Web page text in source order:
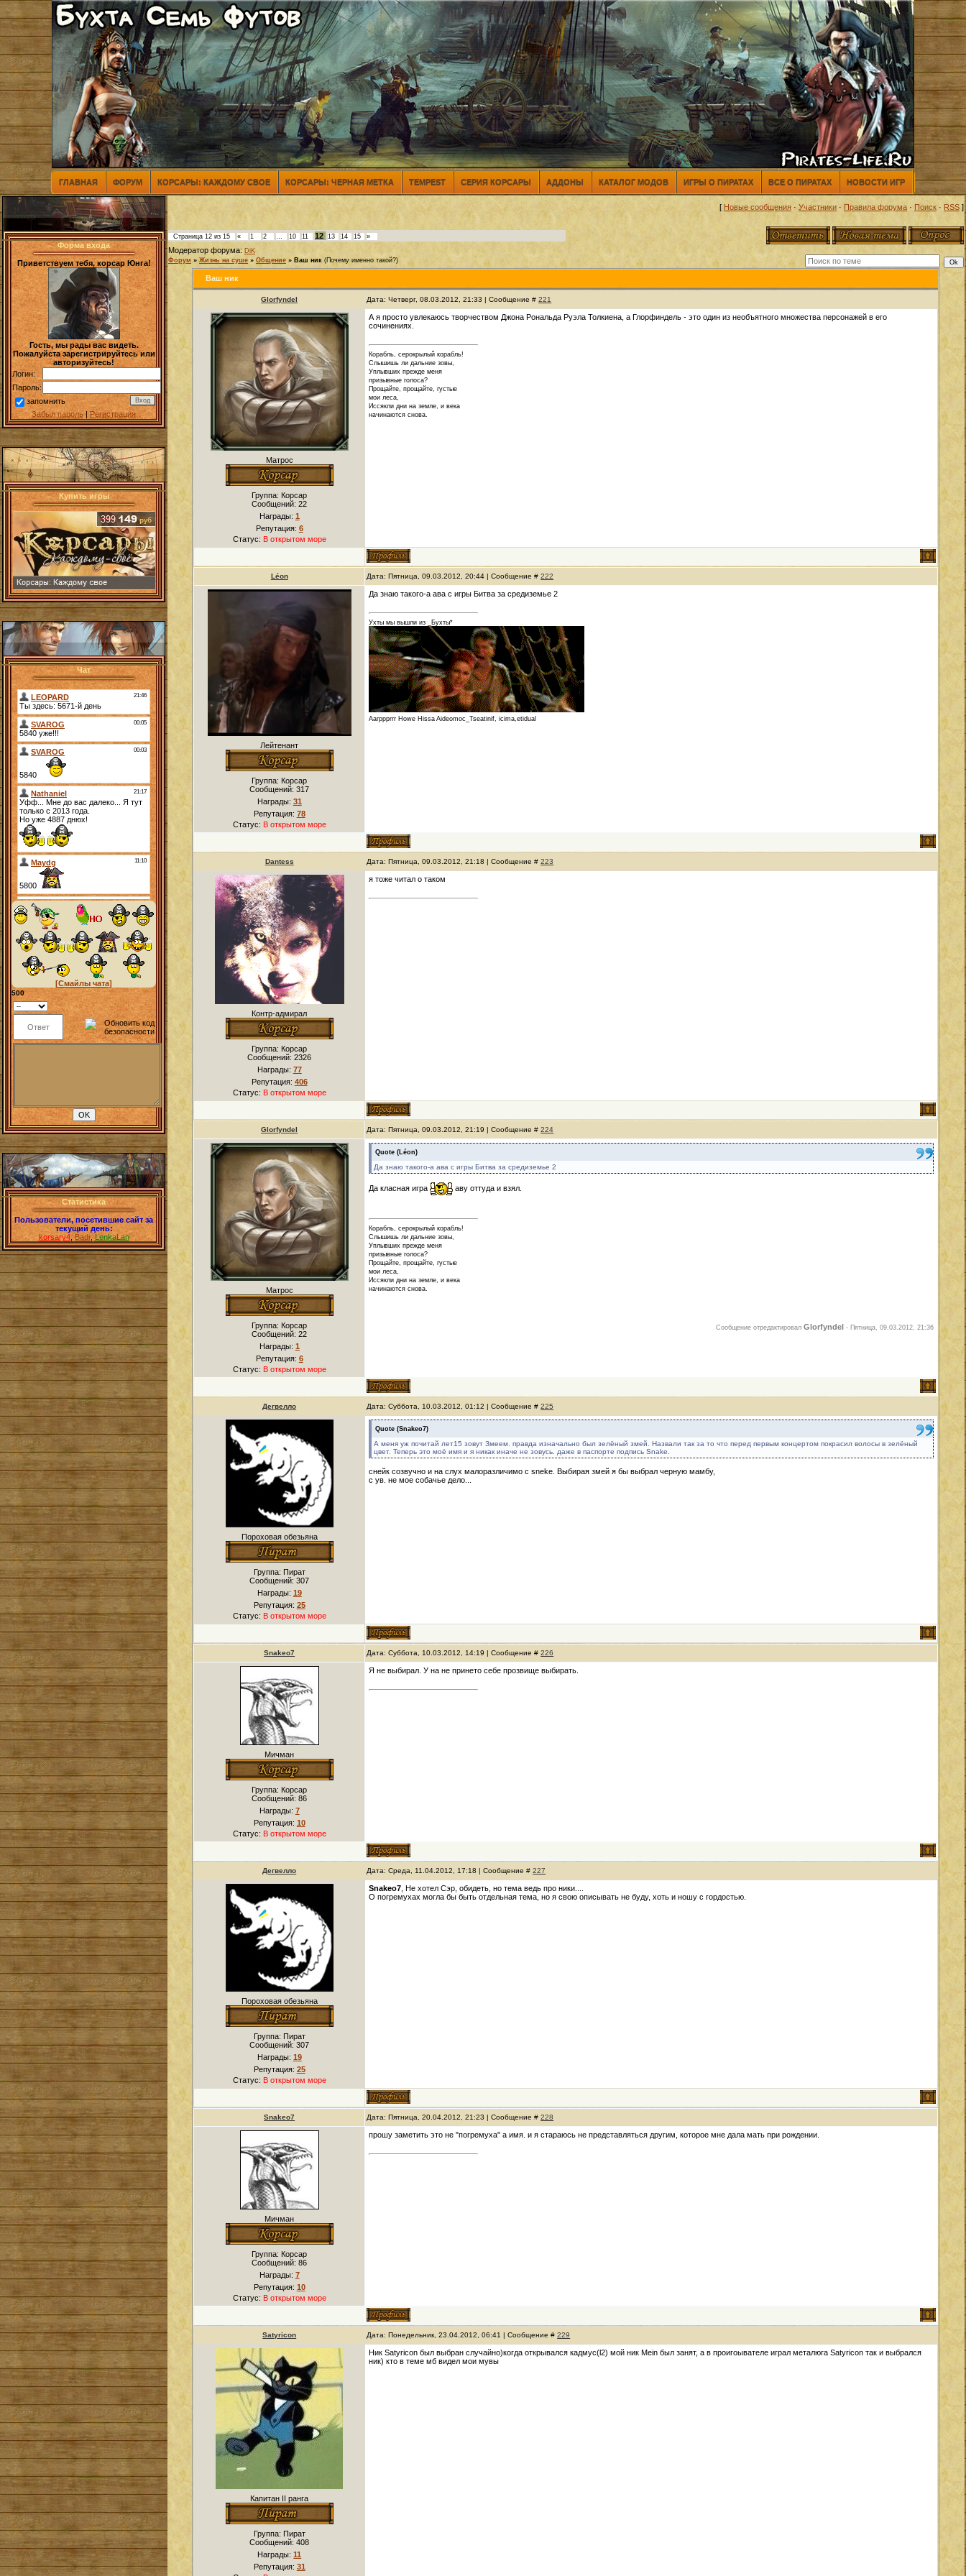
ГЛАВНАЯ ФОРУМ КОРСАРЫ: КАЖДОМУ СВОЕ КОРСАРЫ: ЧЕРНАЯ МЕТКА TEMPEST СЕРИЯ КОРСАРЫ АДДОНЫ КАТАЛОГ МОДОВ ИГРЫ О ПИРАТАХ ВСЕ О ПИРАТАХ НОВОСТИ ИГР
Форма входа
Приветствуем тебя, корсар Юнга!
Гость, мы рады вас видеть.
Пожалуйста зарегистрируйтесь или
авторизуйтесь!
Логин:
Пароль:
запомнить
Забыл пароль|Регистрация
Купить игры
Чат
[Смайлы чата]
500
Статистика
Пользователи, посетившие сайт за
текущий день:
korsary4,Badr,LenkaLan
[ Новые сообщения · Участники · Правила форума · Поиск · RSS]
Страница 12 из 15 « 1 2 … 10 11 12 13 14 15 »
Модератор форума: DiK
Форум » Жизнь на суше » Общение » Ваш ник (Почему именно такой?)
Ваш ник
Glorfyndel Дата: Четверг, 08.03.2012, 21:33 | Сообщение #221
Матрос
Группа: Корсар
Сообщений:22
Награды: 1
Репутация: 6
Статус: В открытом море
А я просто увлекаюсь творчеством Джона Рональда Руэла Толкиена, а Глорфиндель - это один из необъятного множества персонажей в его
сочинениях.
Корабль, серокрылый корабль!
Слышишь ли дальние зовы,
Уплывших прежде меня
призывные голоса?
Прощайте, прощайте, густые
мои леса,
Иссякли дни на земле, и века
начинаются снова.
Léon Дата: Пятница, 09.03.2012, 20:44 | Сообщение #222
Лейтенант
Группа: Корсар
Сообщений:317
Награды: 31
Репутация: 78
Статус: В открытом море
Да знаю такого-а ава с игры Битва за средиземье 2
Ухты мы вышли из _Бухты*
Аагрррrrr Howe Hissa Aideomoc_Tseatinif, icima,etidual
Dantess Дата: Пятница, 09.03.2012, 21:18 | Сообщение #223
Контр-адмирал
Группа: Корсар
Сообщений:2326
Награды: 77
Репутация: 406
Статус: В открытом море
я тоже читал о таком
Glorfyndel Дата: Пятница, 09.03.2012, 21:19 | Сообщение #224
Матрос
Группа: Корсар
Сообщений:22
Награды: 1
Репутация: 6
Статус: В открытом море
Quote ( Léon)
Да знаю такого-а ава с игры Битва за средиземье 2
Да класная игра аву оттуда и взял.
Корабль, серокрылый корабль!
Слышишь ли дальние зовы,
Уплывших прежде меня
призывные голоса?
Прощайте, прощайте, густые
мои леса,
Иссякли дни на земле, и века
начинаются снова.
Сообщение отредактировалGlorfyndel - Пятница, 09.03.2012, 21:36
Дегвелло Дата: Суббота, 10.03.2012, 01:12 | Сообщение #225
Пороховая обезьяна
Группа: Пират
Сообщений:307
Награды: 19
Репутация: 25
Статус: В открытом море
Quote (Snakeo7)
А меня уж почитай лет15 зовут Змеем. правда изначально был зелёный змей. Назвали так за то что перед первым концертом покрасил волосы в зелёный
цвет. Теперь это моё имя и я никак иначе не зовусь. даже в паспорте подпись Snake.
снейк созвучно и на слух малоразличимо с sneke. Выбирая змей я бы выбрал черную мамбу,
с ув. не мое собачье дело...
Snakeo7 Дата: Суббота, 10.03.2012, 14:19 | Сообщение #226
Мичман
Группа: Корсар
Сообщений:86
Награды: 7
Репутация: 10
Статус: В открытом море
Я не выбирал. У на не принето себе прозвище выбирать.
Дегвелло Дата: Среда, 11.04.2012, 17:18 | Сообщение #227
Пороховая обезьяна
Группа: Пират
Сообщений:307
Награды: 19
Репутация: 25
Статус: В открытом море
Snakeo7 , Не хотел Сэр, обидеть, но тема ведь про ники....
О погремухах могла бы быть отдельная тема, но я свою описывать не буду, хоть и ношу с гордостью.
Snakeo7 Дата: Пятница, 20.04.2012, 21:23 | Сообщение #228
Мичман
Группа: Корсар
Сообщений:86
Награды: 7
Репутация: 10
Статус: В открытом море
прошу заметить это не "погремуха" а имя. и я стараюсь не представляться другим, которое мне дала мать при рождении.
Satyricon Дата: Понедельник, 23.04.2012, 06:41 | Сообщение #229
Капитан II ранга
Группа: Пират
Сообщений:408
Награды:11
Репутация: 31
Ник Satyricon был выбран случайно)когда открывался кадмус(l2) мой ник Mein был занят, а в проигоывателе играл металюга Satyricon так и выбрался
ник) кто в теме мб видел мои мувы